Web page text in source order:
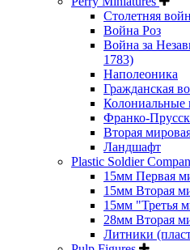
Столетняя
Война Роз
Война за
1783)
Наполеоника
Гражданская
Колониальные
Франко-
Вторая
Ландшафт
Plastic Soldier
15мм Первая
15мм Вторая
15мм "Третья
28мм Вторая
Литники